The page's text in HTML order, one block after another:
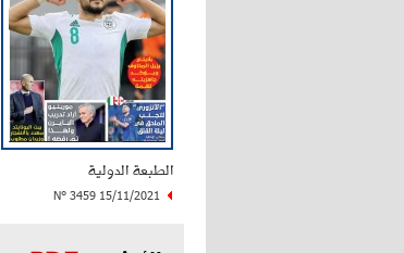
الطبعة الدولية
N° 3459 15/11/2021